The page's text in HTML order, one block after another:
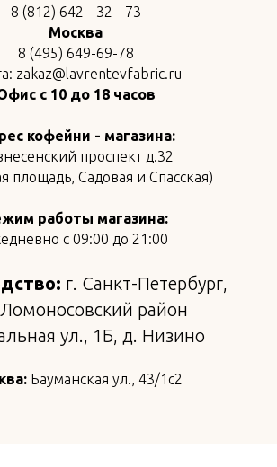
8 (812) 642 - 32 - 73
Москва
8 (495) 649-69-78
zakaz@lavrentevfabric.ru
с 10 до 18 часов
кофейни - магазина:
проспект д.32
площадь, Садовая и Спасская)
работы магазина:
с 09:00 до 21:00
г. Санкт-Петербург,
район
ул., 1Б, д. Низино
Бауманская ул., 43/1с2